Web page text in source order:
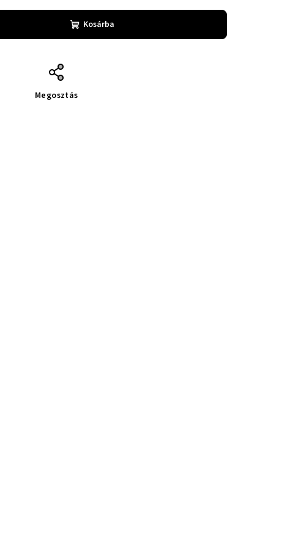
Kosárba
Megosztás